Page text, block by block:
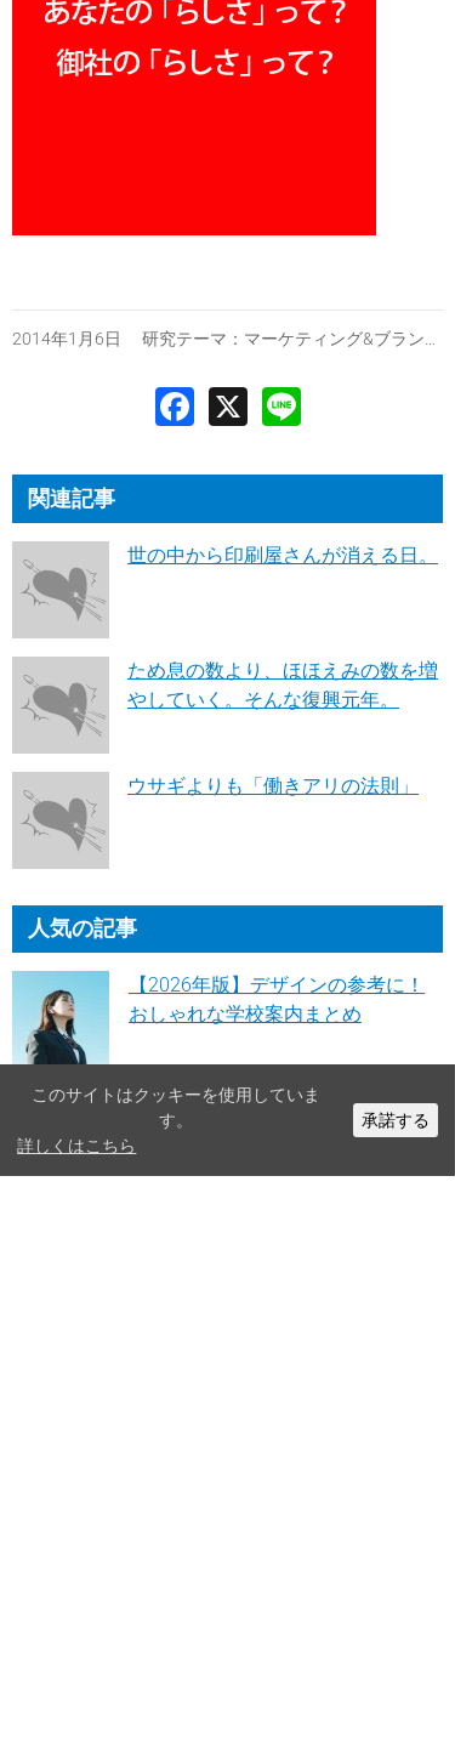
2014年1月6日 研究テーマ： マーケティング&ブランディング
関連記事
世の中から印刷屋さんが消える日。
ため息の数より、ほほえみの数を増
やしていく。そんな復興元年。
ウサギよりも「働きアリの法則」
人気の記事
【2026年版】デザインの参考に！
おしゃれな学校案内まとめ
【2025年版】デザインの参考に！
おしゃれな統合報告書まとめ
このサイトはクッキーを使用していま
す。
承諾する
詳しくはこちら